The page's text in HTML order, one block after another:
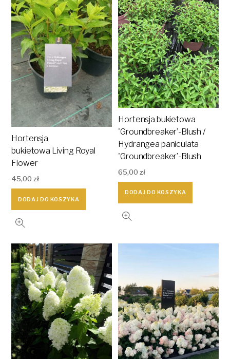
Hortensja
bukietowa Living Royal
Flower
45,00zł
DODAJ DO KOSZYKA
Hortensja bukietowa
'Groundbreaker’-Blush /
Hydrangea paniculata
'Groundbreaker’-Blush
65,00zł
DODAJ DO KOSZYKA